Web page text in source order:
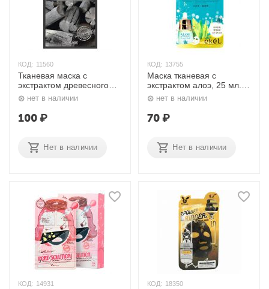
КОД: 11560
Тканевая маска с
экстрактом древесного
угля, 23 мл. Lebelage
нет в наличии
100₽
Нет в наличии
КОД: 13755
Маска тканевая с
экстрактом алоэ, 25 мл.
Ekelнет в наличии
70₽
Нет в наличии
КОД: 14931 КОД: 18350